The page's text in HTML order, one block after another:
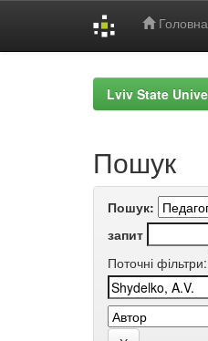
Головна
Lviv State
Пошук
Пошук:
запит
Поточні фільтри: